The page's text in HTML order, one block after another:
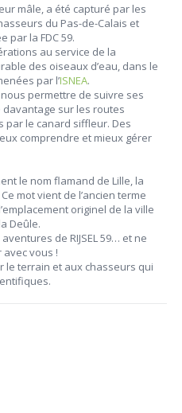
mâle, a été capturé par les
du Pas-de-Calais et
par la FDC 59.
au service de la
des oiseaux d’eau, dans le
par l’ISNEA.
nous permettre de suivre ses
davantage sur les routes
par le canard siffleur. Des
comprendre et mieux gérer
le nom flamand de Lille, la
mot vient de l’ancien terme
originel de la ville
Deûle.
de RIJSEL 59… et ne
vous !
le terrain et aux chasseurs qui